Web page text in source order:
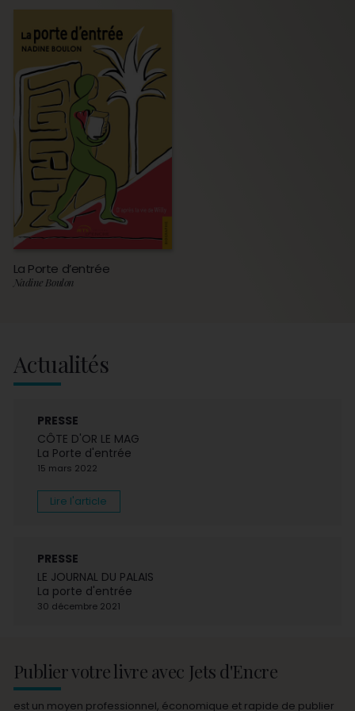
La Porte d’entrée
Nadine Boulon
Actualités
PRESSE
CÔTE D'OR LE MAG
La Porte d'entrée
15 mars 2022
Lire l'article
PRESSE
LE JOURNAL DU PALAIS
La porte d'entrée
30 décembre 2021
Publier votre livre avec Jets d'Encre
est un moyen professionnel, économique et rapide de publier